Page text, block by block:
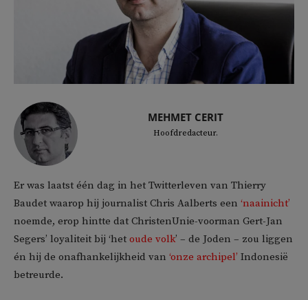
MEHMET CERIT
Hoofdredacteur.
Er was laatst één dag in het Twitterleven van Thierry
Baudet waarop hij journalist Chris Aalberts een ‘naainicht’
noemde, erop hintte dat ChristenUnie-voorman Gert-Jan
Segers’ loyaliteit bij ‘het oude volk’ – de Joden – zou liggen
én hij de onafhankelijkheid van ‘onze archipel’ Indonesië
betreurde.